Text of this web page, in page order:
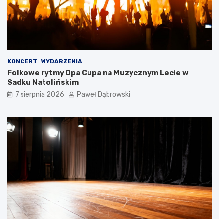
d
l
a
i
e
c
i
m
o
d
z
KONCERT WYDARZENIA
Folkowe rytmy Opa Cupa na Muzycznym Lecie w
Sadku Natolińskim
7 sierpnia 2026 Paweł Dąbrowski